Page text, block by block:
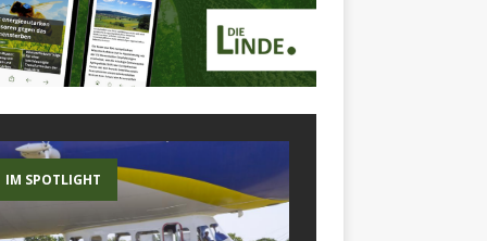
IM SPOTLIGHT